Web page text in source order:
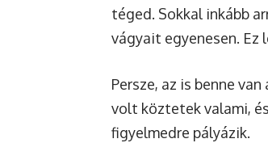
téged. Sokkal inkább
vágyait egyenesen. Ez
Persze, az is benne
volt köztetek valami,
figyelmedre pályázik.